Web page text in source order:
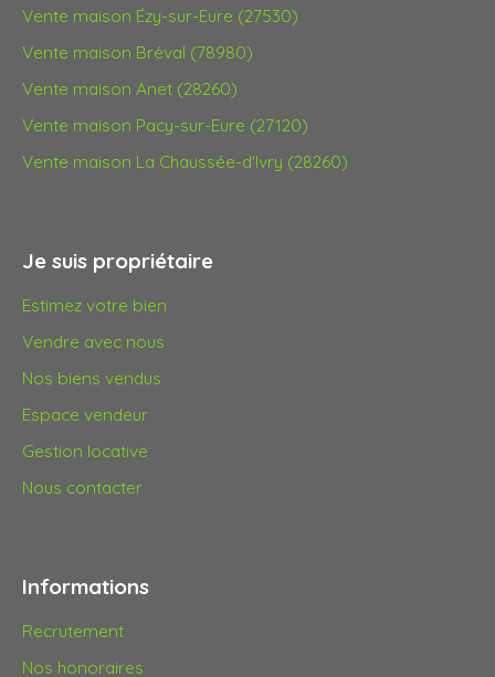
Vente maison Ézy-sur-Eure (27530)
Vente maison Bréval (78980)
Vente maison Anet (28260)
Vente maison Pacy-sur-Eure (27120)
Vente maison La Chaussée-d'Ivry (28260)
Je suis propriétaire
Estimez votre bien
Vendre avec nous
Nos biens vendus
Espace vendeur
Gestion locative
Nous contacter
Informations
Recrutement
Nos honoraires